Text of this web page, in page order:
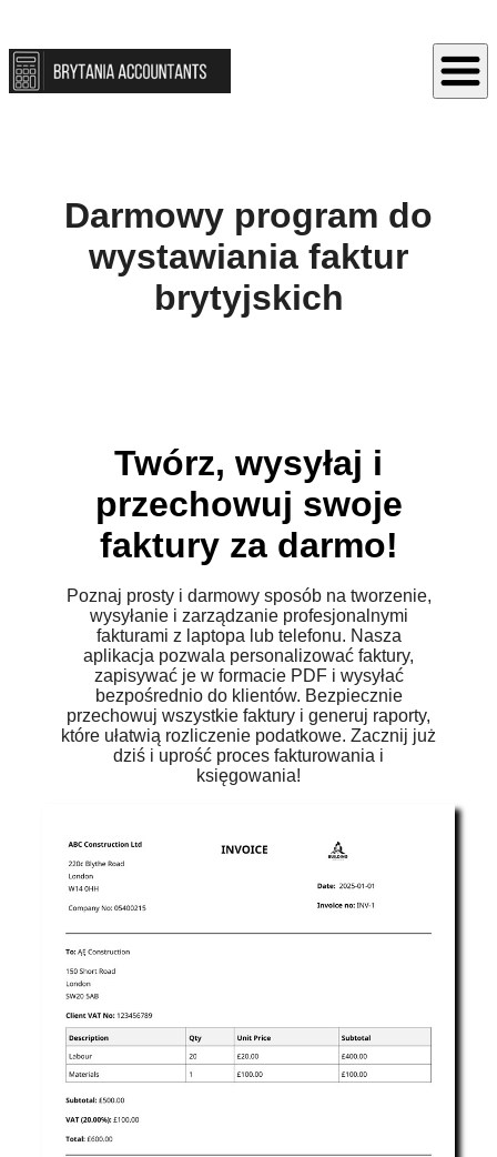
Darmowy program do
wystawiania faktur
brytyjskich
Twórz, wysyłaj i
przechowuj swoje
faktury za darmo!
Poznaj prosty i darmowy sposób na tworzenie,
wysyłanie i zarządzanie profesjonalnymi
fakturami z laptopa lub telefonu. Nasza
aplikacja pozwala personalizować faktury,
zapisywać je w formacie PDF i wysyłać
bezpośrednio do klientów. Bezpiecznie
przechowuj wszystkie faktury i generuj raporty,
które ułatwią rozliczenie podatkowe. Zacznij już
dziś i uprość proces fakturowania i
księgowania!